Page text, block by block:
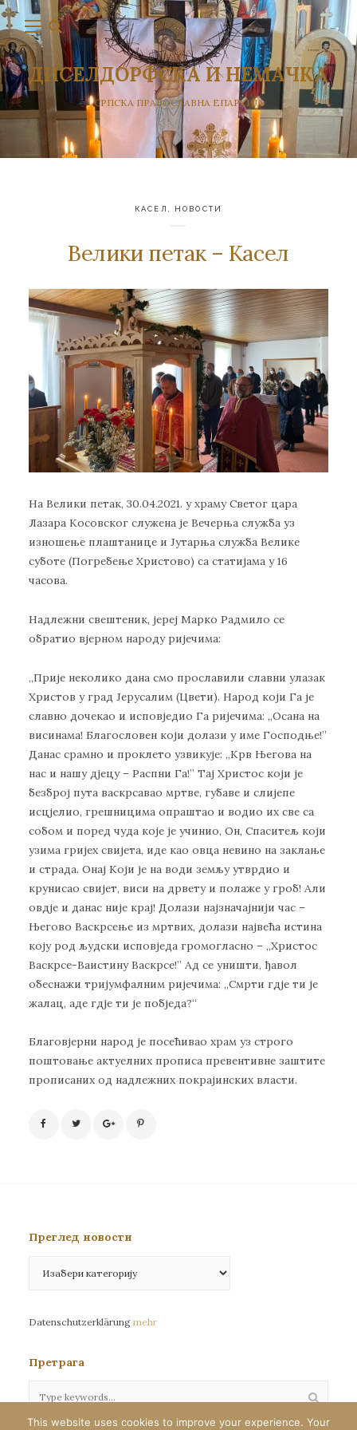
ДИСЕЛДОРФСКА И НЕМАЧКА
СРПСКА ПРАВОСЛАВНА ЕПАРХИЈА
КАСЕЛ НОВОСТИ
Велики петак – Касел
На Велики петак, 30.04.2021. у храму Светог цара
Лазара Косовског служена је Вечерња служба уз
изношење плаштанице и Јутарња служба Велике
суботе (Погребење Христово) са статијама у 16
часова.
Надлежни свештеник, јереј Марко Радмило се
обратио вјерном народу ријечима:
„Прије неколико дана смо прославили славни улазак
Христов у град Јерусалим (Цвети). Народ који Га је
славно дочекао и исповједио Га ријечима: „Осана на
висинама! Благословен који долази у име Господње!”
Данас срамно и проклето узвикује: „Крв Његова на
нас и нашу дјецу – Распни Га!” Тај Христос који је
безброј пута васкрсавао мртве, губаве и слијепе
исцјелио, грешницима опраштао и водио их све са
собом и поред чуда које је учинио, Он, Спаситељ који
узима гријех свијета, иде као овца невино на заклање
и страда. Онај Који је на води земљу утврдио и
крунисао свијет, виси на дрвету и полаже у гроб! Али
овдје и данас није крај! Долази најзначајнији час –
Његово Васкрсење из мртвих, долази највећа истина
коју род људски исповједа громогласно – „Христос
Васкрсе-Ваистину Васкрсе!” Ад се уништи, ђавол
обеснажи тријумфалним ријечима: „Смрти гдје ти је
жалац, аде гдје ти је побједа?“
Благовјерни народ је посећивао храм уз строго
поштовање актуелних прописа превентивне заштите
прописаних од надлежних покрајинских власти.
Преглед новости
новости
Datenschutzerklärung mehr
Претрага
This website uses cookies to improve your experience. Your